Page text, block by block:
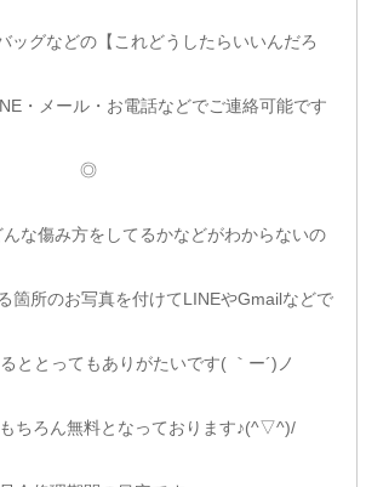
ッグなどの【これどうしたらいいんだろ
・メール・お電話などでご連絡可能です
◎
な傷み方をしてるかなどがわからないの
箇所のお写真を付けてLINEやGmailなどで
ととってもありがたいです( ｀ー´)ノ
ちろん無料となっております♪(^▽^)/